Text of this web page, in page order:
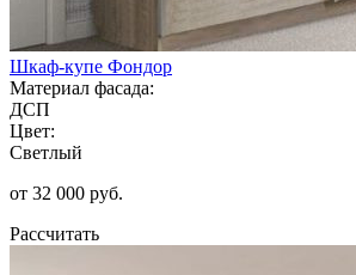
Шкаф-купе Фондор
Материал фасада:
ДСП
Цвет:
Светлый
от 32 000 руб.
Рассчитать